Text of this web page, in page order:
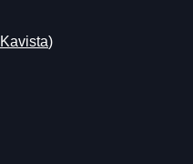
Kavista)